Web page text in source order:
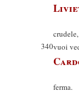
crudele,
340vuoi
ferma.